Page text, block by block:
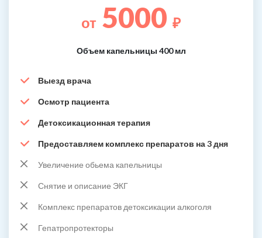
от 5000 ₽
Объем капельницы 400 мл
Выезд врача
Осмотр пациента
Детоксикационная терапия
Предоставляем комплекс препаратов на 3 дня
Увеличение обьема капельницы
Снятие и описание ЭКГ
Комплекс препаратов детоксикации алкоголя
Гепатропротекторы